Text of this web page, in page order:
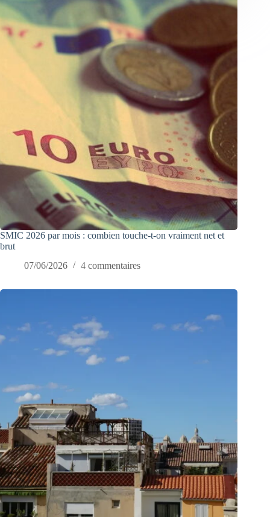
SMIC 2026 par mois : combien touche-t-on vraiment net et
brut
07/06/2026
4 commentaires